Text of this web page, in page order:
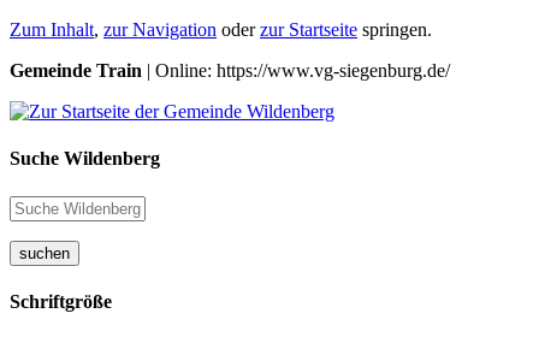
Zum Inhalt, zur Navigation oderzur Startseite springen.
Gemeinde Train | Online: https://www.vg-siegenburg.de/
Suche Wildenberg
suchen
Schriftgröße